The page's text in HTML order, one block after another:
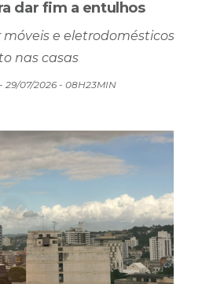
anuncia Cata-Treco e
dar fim a entulhos
móveis e eletrodomésticos
29/07/2026 - 08H23MIN